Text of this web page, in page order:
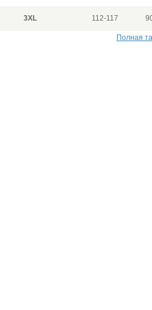
3XL 112-117
Полная